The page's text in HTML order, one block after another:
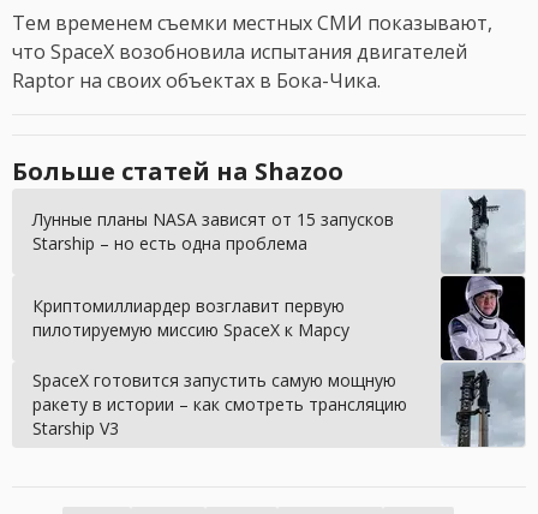
Тем временем съемки местных СМИ показывают,
что SpaceX возобновила испытания двигателей
Raptor на своих объектах в Бока-Чика.
Больше статей на Shazoo
Лунные планы NASA зависят от 15 запусков
Starship – но есть одна проблема
Криптомиллиардер возглавит первую
пилотируемую миссию SpaceX к Марсу
SpaceX готовится запустить самую мощную
ракету в истории – как смотреть трансляцию
Starship V3